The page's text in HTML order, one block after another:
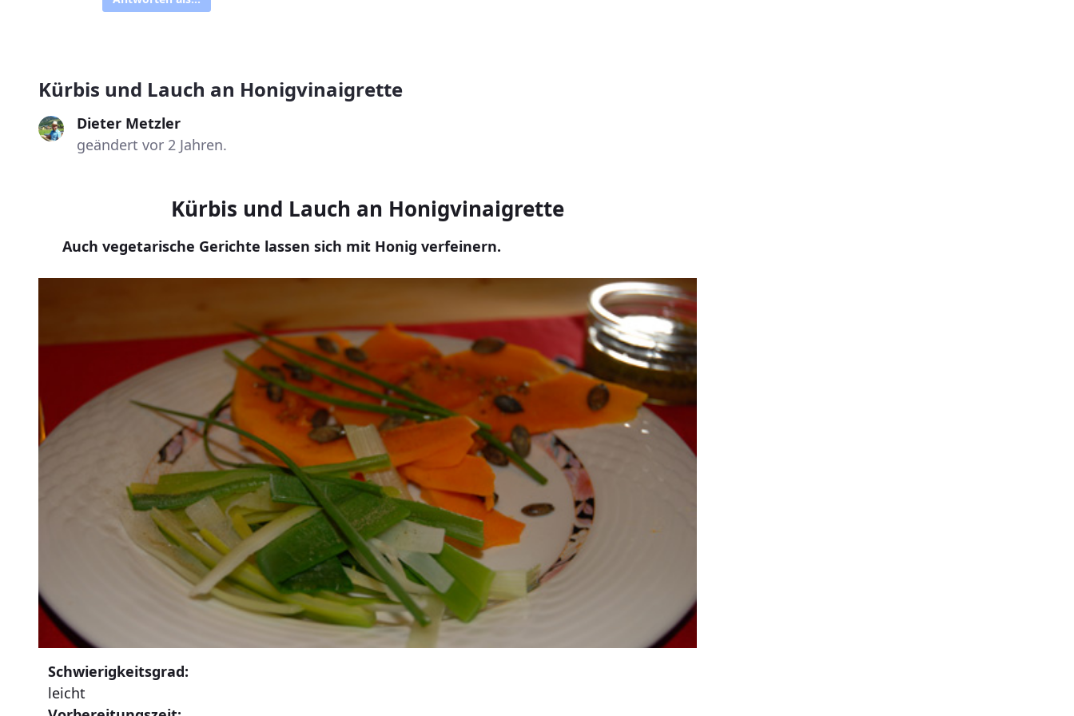
Kürbis und Lauch an Honigvinaigrette
Dieter Metzler
geändert vor 2 Jahren.
Kürbis und Lauch an Honigvinaigrette
Auch vegetarische Gerichte lassen sich mit Honig verfeinern.
Schwierigkeitsgrad:
leicht